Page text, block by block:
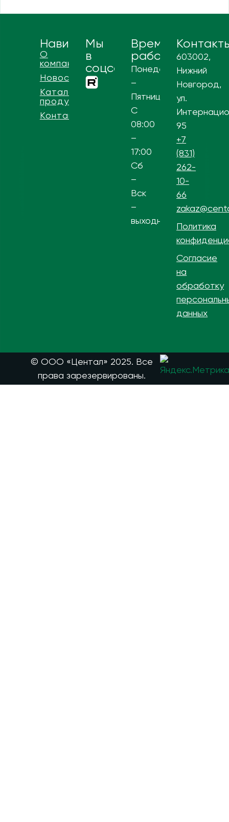
Навигация
О
компании
Новости
Каталог
продукции
Контакты
Мы
в
соцсетях
Время
работы
Понедельник
–
Пятница
С
08:00
–
17:00
Сб
–
Вск
–
выходной
603002,
Нижний
Новгород,
ул.
95
+7
(831)
262-
10-
66
Политика
Согласие
на
обработку
данных
© ООО «Центал» 2025. Все
права зарезервированы.